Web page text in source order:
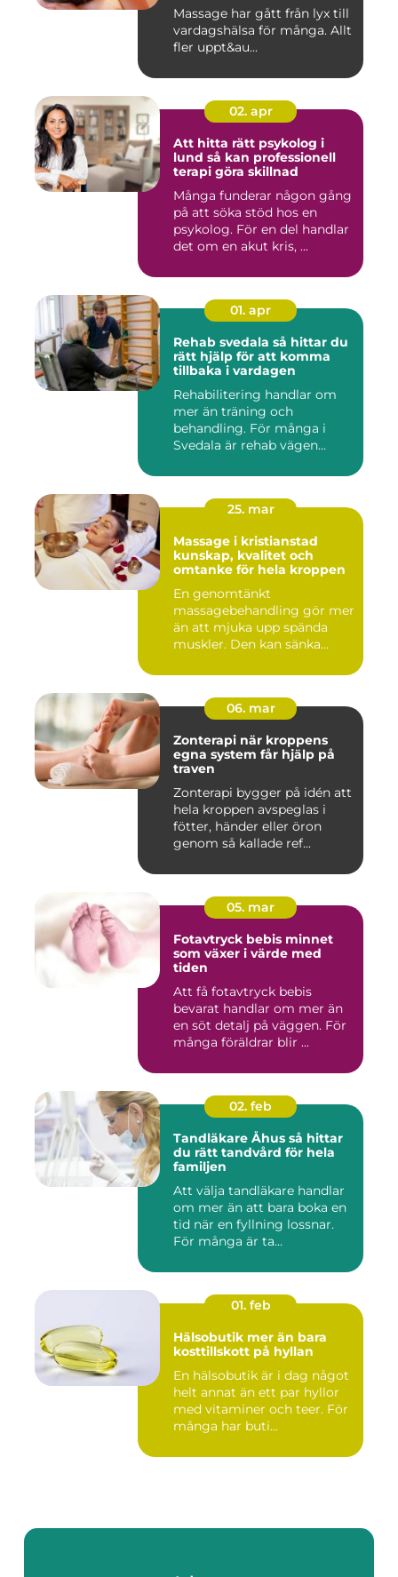
Massage har gått från lyx till
vardagshälsa för många. Allt
fler uppt&au...
02. apr
Att hitta rätt psykolog i
lund så kan professionell
terapi göra skillnad
Många funderar någon gång
på att söka stöd hos en
psykolog. För en del handlar
det om en akut kris, ...
01. apr
Rehab svedala så hittar du
rätt hjälp för att komma
tillbaka i vardagen
Rehabilitering handlar om
mer än träning och
behandling. För många i
Svedala är rehab vägen
25. mar
Massage i kristianstad
kunskap, kvalitet och
omtanke för hela kroppen
En genomtänkt
massagebehandling gör mer
än att mjuka upp spända
muskler. Den kan sänka
06. mar
Zonterapi när kroppens
egna system får hjälp på
traven
Zonterapi bygger på idén att
hela kroppen avspeglas i
fötter, händer eller öron
genom så kallade ref...
05. mar
Fotavtryck bebis minnet
som växer i värde med
tiden
Att få fotavtryck bebis
bevarat handlar om mer än
en söt detalj på väggen. För
många föräldrar blir ...
02. feb
Tandläkare Åhus så hittar
du rätt tandvård för hela
familjen
Att välja tandläkare handlar
om mer än att bara boka en
tid när en fyllning lossnar.
För många är ta...
01. feb
Hälsobutik mer än bara
kosttillskott på hyllan
En hälsobutik är i dag något
helt annat än ett par hyllor
med vitaminer och teer. För
många har buti...